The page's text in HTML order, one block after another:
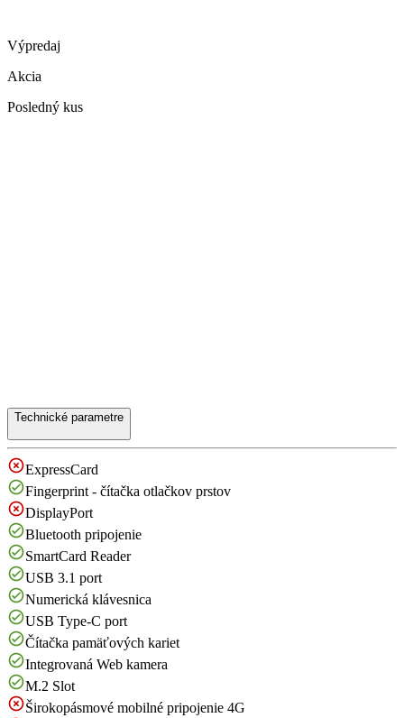
Výpredaj
Akcia
Posledný kus
Technické parametre
ExpressCard
Fingerprint - čítačka otlačkov prstov
DisplayPort
Bluetooth pripojenie
SmartCard Reader
USB 3.1 port
Numerická klávesnica
USB Type-C port
Čítačka pamäťových kariet
Integrovaná Web kamera
M.2 Slot
Širokopásmové mobilné pripojenie 4G